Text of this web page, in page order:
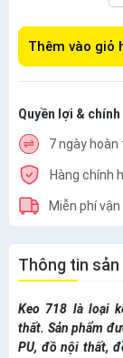
Thêm vào giỏ
Quyền lợi &
7 ngày
Hàng chính
Miễn phí
Thông tin sản
Keo 718 là loại
thất. Sản phẩm
PU, đồ nội thất,